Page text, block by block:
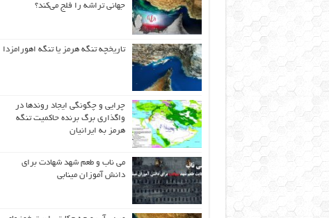
جهانی تراشه را فلج می‌کند؟
تاریخچه تنگه هرمز یا تنگه اهورامزدا
چرایی و چگونگی ایجاد روندها در
واگذاری برگ برنده حاکمیت تنگه
هرمز به ایرانیان
می ناب و طعم شهد شهادت برای
دانش آموزان مینابی